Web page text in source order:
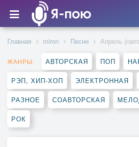
Главная miron Песни Апрель
ЖАНРЫ: АВТОРСКАЯ ПОП
РЭП, ХИП-ХОП ЭЛЕКТРОННАЯ
РАЗНОЕ СОАВТОРСКАЯ
РОК